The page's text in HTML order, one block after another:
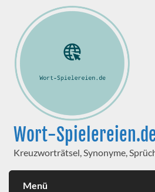
Wort-
Kreuzworträtsel, Synonyme,
Menü